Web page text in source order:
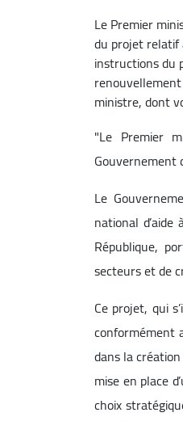
Le Premier
du projet relatif
instructions du
ministre, dont
"Le Premier
Gouvernement
Le
national
République,
secteurs et de
Ce projet, qui
conformément
dans la
mise en place
choix